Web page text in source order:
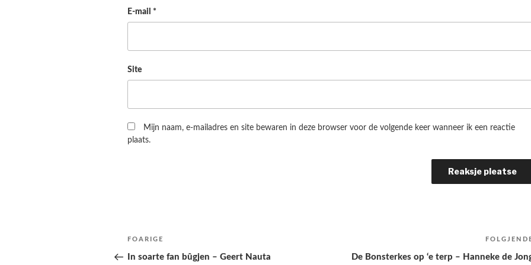
E-mail*
Site
Mijn naam, e-mailadres en site bewaren in deze browser voor de volgende keer wanneer ik een reactie
plaats.
Berichtnavigatie
Folgjende
pagina
FOARIGE
In soarte fan bûgjen – Geert Nauta De Bonsterkes op ‘e terp – Hanneke de